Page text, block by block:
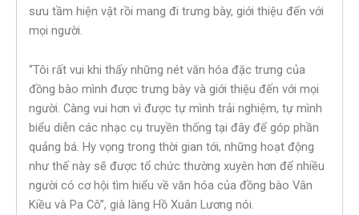
sưu tầm hiện vật rồi mang đi trưng bày, giới thiệu đến với
mọi người.
“Tôi rất vui khi thấy những nét văn hóa đặc trưng của
đồng bào mình được trưng bày và giới thiệu đến với mọi
người. Càng vui hơn vì được tự mình trải nghiệm, tự mình
biểu diễn các nhạc cụ truyền thống tại đây để góp phần
quảng bá. Hy vọng trong thời gian tới, những hoạt động
như thế này sẽ được tổ chức thường xuyên hơn để nhiều
người có cơ hội tìm hiểu về văn hóa của đồng bào Vân
Kiều và Pa Cô”, già làng Hồ Xuân Lương nói.